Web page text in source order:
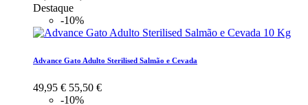
Destaque
-10%
Advance Gato Adulto Sterilised Salmão e Cevada
49,95 € 55,50 €
-10%